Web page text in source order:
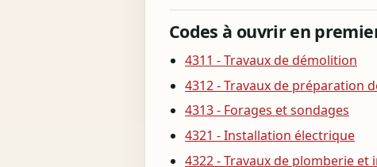
Codes à ouvrir en
4311 - Travaux de démolition
4312 - Travaux de préparation
4313 - Forages et sondages
4321 - Installation électrique
4322 - Travaux de plomberie